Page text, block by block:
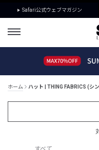
Safari公式ウェブマガジン
ホーム ハット | THING FABRICS (シ